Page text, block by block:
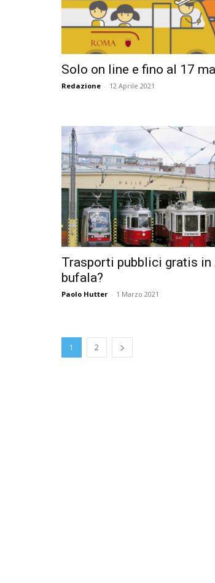
Solo on line e fino al 17
Redazione - 12 Aprile 2021
Trasporti pubblici gratis in
bufala?
Paolo Hutter - 1 Marzo 2021
1 2